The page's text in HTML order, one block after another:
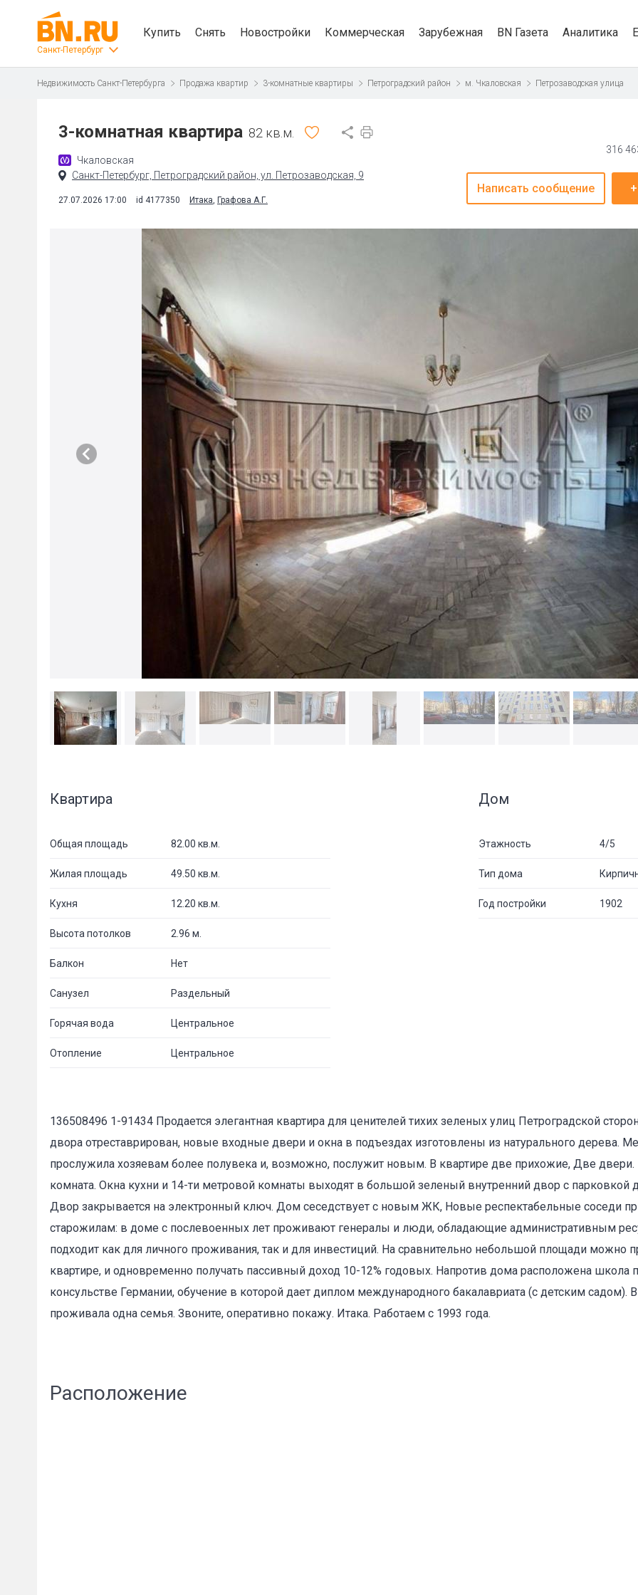
Санкт-Петербург
Купить Снять Новостройки Коммерческая Зарубежная BN Газета Аналитика
Недвижимость Санкт-Петербурга Продажа квартир 3-комнатные квартиры Петроградский район м. Чкаловская Петрозаводская улица
3-комнатная квартира 82 кв.м.
Чкаловская
Санкт-Петербург, Петроградский район, ул. Петрозаводская, 9
27.07.2026 17:00 id 4177350 Итака, Графова А.Г.
316
Написать сообщение
Квартира
Общая площадь 82.00 кв.м.
Жилая площадь 49.50 кв.м.
Кухня 12.20 кв.м.
Высота потолков 2.96 м.
Балкон Нет
Санузел Раздельный
Горячая вода Центральное
Отопление Центральное
Дом
Этажность 4/5
Тип дома
Год постройки 1902
136508496 1-91434 Продается элегантная квартира для ценителей тихих зеленых улиц Петроградской
двора отреставрирован, новые входные двери и окна в подъездах изготовлены из натурального дерева.
прослужила хозяевам более полувека и, возможно, послужит новым. В квартире две прихожие, Две двери.
комната. Окна кухни и 14-ти метровой комнаты выходят в большой зеленый внутренний двор с парковкой
Двор закрывается на электронный ключ. Дом сеседствует с новым ЖК, Новые респектабельные соседи
старожилам: в доме с послевоенных лет проживают генералы и люди, обладающие административным
подходит как для личного проживания, так и для инвестиций. На сравнительно небольшой площади можно
квартире, и одновременно получать пассивный доход 10-12% годовых. Напротив дома расположена школа
консульстве Германии, обучение в которой дает диплом международного бакалавриата (с детским садом).
проживала одна семья. Звоните, оперативно покажу. Итака. Работаем с 1993 года.
Расположение